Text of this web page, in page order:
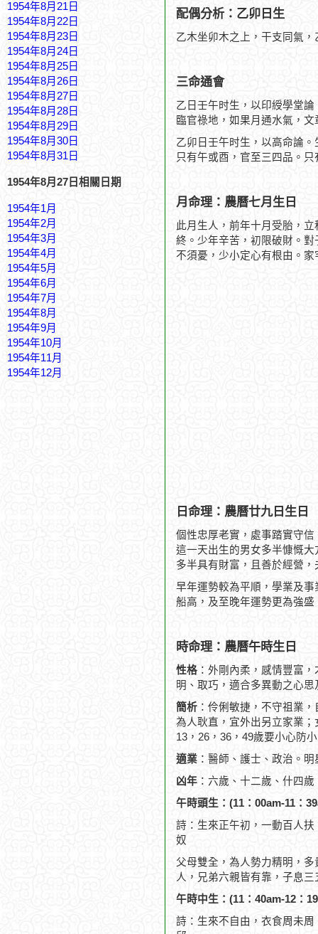
1954年8月21日
1954年8月22日
1954年8月23日
1954年8月24日
1954年8月25日
1954年8月26日
1954年8月27日
1954年8月28日
1954年8月29日
1954年8月30日
1954年8月31日
1954年8月27日相關日期
1954年1月
1954年2月
1954年3月
1954年4月
1954年5月
1954年6月
1954年7月
1954年8月
1954年9月
1954年10月
1954年11月
1954年12月
配偶分析：乙卯日生
乙木坐卯木之上，干支同氣
三命通會
乙日壬午时生，以印綬學堂
臨官祿地，如果月通水氣，
乙卯日壬午时生，以高命論
只有午或酉，官至三四品。
月命理：農曆七月生日
此月生人，前年十月受胎，
終。少年辛苦，初限破財。
不須憂，少小定心有根由。
日命理：農曆廿九日生日
個性忠厚老實，處事踏實守
這一天出生的男女多半慷慨
多半具有財富，且善於經營
早年運勢較為平順，學業及
船高，及至晚年運勢更為強
時命理：農曆午時生日
性格 ：外剛內柔，感情豐富
明、取巧，適合多異動之心思
簡析 ：伶俐敏捷，不守祖業
為人耿直，宜外出另立家業
13，26，36，49歲要小心防
適業 ：醫師、護士、政治。
凶年 ：六歲、十二歲、什四
午時頭生：(11：00am-11：
詩：生來正午初，一動百人
奴
父母雙全，為人勢力精明，
人，兄弟六親皆有靠，子息三
午時中生：(11：40am-12：
詩：生來不自由，衣食周未